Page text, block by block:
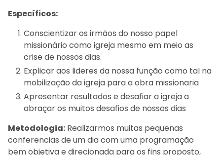
Específicos:
Conscientizar os irmãos do nosso papel
missionário como igreja mesmo em meio as
crise de nossos dias.
Explicar aos lideres da nossa função como tal na
mobilização da igreja para a obra missionaria
Apresentar resultados e desafiar a igreja a
abraçar os muitos desafios de nossos dias
Metodologia: Realizarmos muitas pequenas
conferencias de um dia com uma programação
bem objetiva e direcionada para os fins proposto,